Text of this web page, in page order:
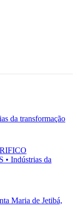
da transformação
• Indústrias da
Maria de Jetibá,